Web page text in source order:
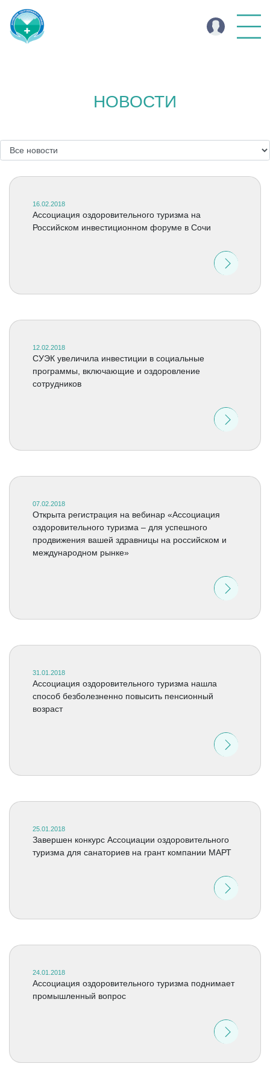
НОВОСТИ
16.02.2018
Ассоциация оздоровительного туризма на
Российском инвестиционном форуме в Сочи
12.02.2018
СУЭК увеличила инвестиции в социальные
программы, включающие и оздоровление
сотрудников
07.02.2018
Открыта регистрация на вебинар «Ассоциация
оздоровительного туризма – для успешного
продвижения вашей здравницы на российском и
международном рынке»
31.01.2018
Ассоциация оздоровительного туризма нашла
способ безболезненно повысить пенсионный
возраст
25.01.2018
Завершен конкурс Ассоциации оздоровительного
туризма для санаториев на грант компании МАРТ
24.01.2018
Ассоциация оздоровительного туризма поднимает
промышленный вопрос